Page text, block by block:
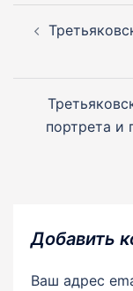
Навигация
по
портрета и
Добавить
Ваш адрес